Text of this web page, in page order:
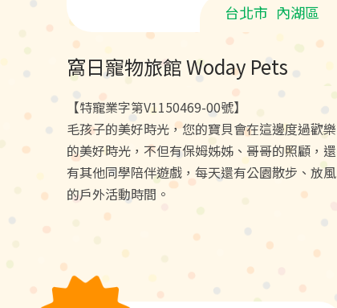
台北市 內湖區
窩日寵物旅館 Woday Pets
【特寵業字第V1150469-00號】
毛孩子的美好時光，您的寶貝會在這邊度過歡樂
的美好時光，不但有保姆姊姊、哥哥的照顧，還
有其他同學陪伴遊戲，每天還有公園散步、放風
的戶外活動時間。